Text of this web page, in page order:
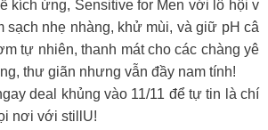
kích ứng, Sensitive for Men với lô hội v
sạch nhẹ nhàng, khử mùi, và giữ pH câ
tự nhiên, thanh mát cho các chàng yê
thư giãn nhưng vẫn đầy nam tính!
deal khủng vào 11/11 để tự tin là chí
nơi với stillU!